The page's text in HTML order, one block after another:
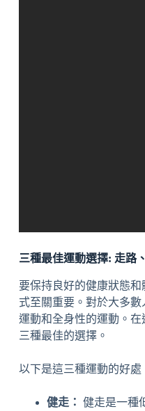
三種最佳運動選擇: 走路
要保持良好的健康狀態
式至關重要。對於大多
運動和全身性的運動。
三種最佳的選擇。
以下是這三種運動的好處
健走： 健走是一種